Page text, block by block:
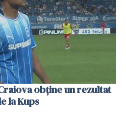
obține un rezultat
la Kups